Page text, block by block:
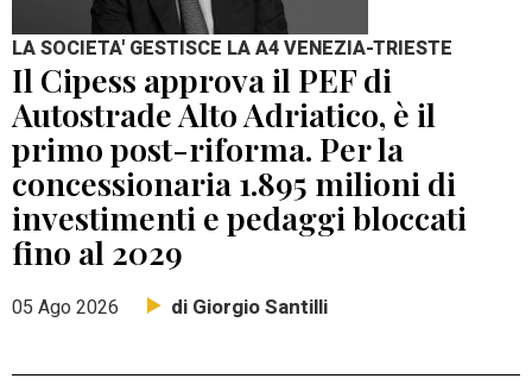
LA SOCIETA' GESTISCE LA A4 VENEZIA-TRIESTE
Il Cipess approva il PEF di
Autostrade Alto Adriatico, è il
primo post-riforma. Per la
concessionaria 1.895 milioni di
investimenti e pedaggi bloccati
fino al 2029
05 Ago 2026 di Giorgio Santilli